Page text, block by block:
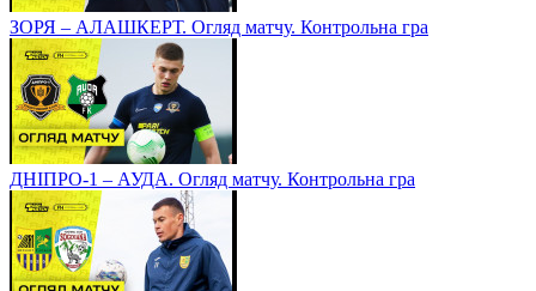
ЗОРЯ – АЛАШКЕРТ. Огляд матчу. Контрольна гра
ДНІПРО-1 – АУДА. Огляд матчу. Контрольна гра